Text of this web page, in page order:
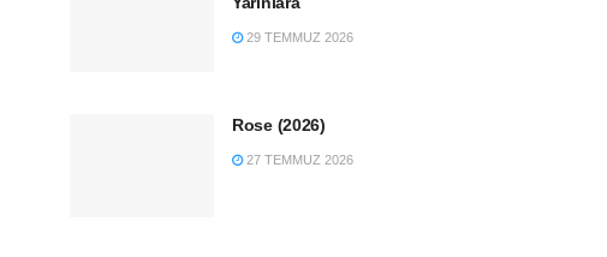
29 TEMMUZ 2026
Rose (2026)
27 TEMMUZ 2026